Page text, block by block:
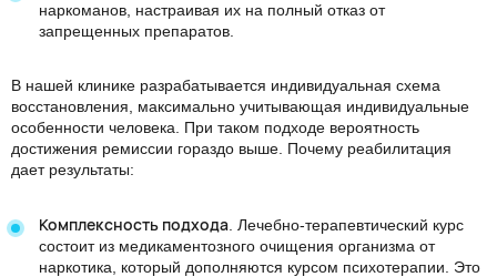
наркоманов, настраивая их на полный отказ от
запрещенных препаратов.
В нашей клинике разрабатывается индивидуальная схема
восстановления, максимально учитывающая индивидуальные
особенности человека. При таком подходе вероятность
достижения ремиссии гораздо выше. Почему реабилитация
дает результаты:
Комплексность подхода . Лечебно-терапевтический курс
состоит из медикаментозного очищения организма от
наркотика , который дополняются курсом психотерапии. Это